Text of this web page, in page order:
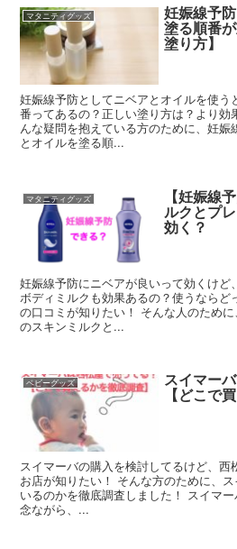
マタニティグッズ 妊娠線予
塗る順番
塗り方】
妊娠線予防としてニベアとオイルを使
番ってあるの？正しい塗り方は？より効
んな疑問を抱えている方のために、妊娠
とオイルを塗る順...
マタニティグッズ 【妊娠線
ルクとプ
効く？
妊娠線予防にニベアが良いって効くけど
ボディミルクも効果あるの？使うならど
の口コミが知りたい！ そんな人のため
のスキンミルクと...
ベビーグッズ スイマー
【どこで
スイマーバの購入を検討してるけど、西
お店が知りたい！ そんな方のために、
いるのかを徹底調査しました！ スイマ
念ながら、...